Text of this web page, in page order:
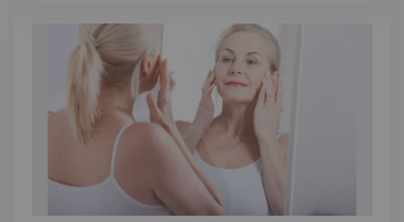
правилната посока.
Дали може да бъде по-лесно?
Може. Освен това може да енапълно безопасно и
естествено
с правилните хранителни добавки. Нека
обаче първо да научим малко повече за това от какво
зависи здравословното тегло.
От кои органи и системи в тялото зависи
здравословното тегло